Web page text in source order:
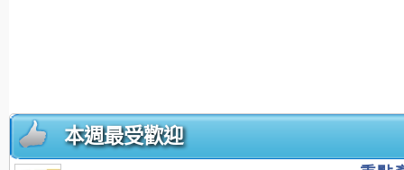
本週最受歡迎